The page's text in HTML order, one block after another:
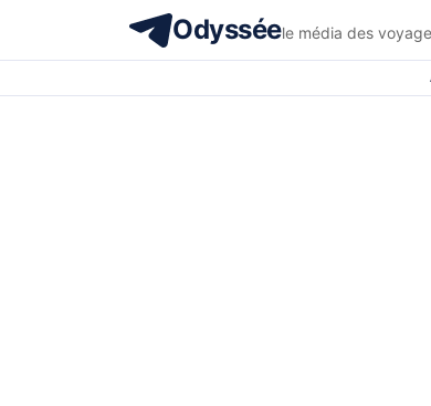
Odysséele média des